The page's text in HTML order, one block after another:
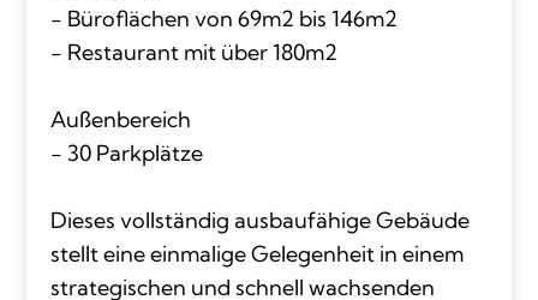
- Büroflächen von 69m2 bis 146m2
- Restaurant mit über 180m2
Außenbereich
- 30 Parkplätze
Dieses vollständig ausbaufähige Gebäude
stellt eine einmalige Gelegenheit in einem
strategischen und schnell wachsenden